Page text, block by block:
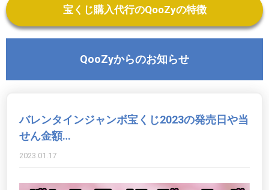
宝くじ購入代行のQooZyの特徴
QooZyからのお知らせ
バレンタインジャンボ宝くじ2023の発売日や当
せん金額…
2023.01.17